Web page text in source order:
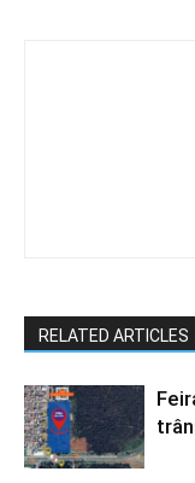
RELATED ARTICLES